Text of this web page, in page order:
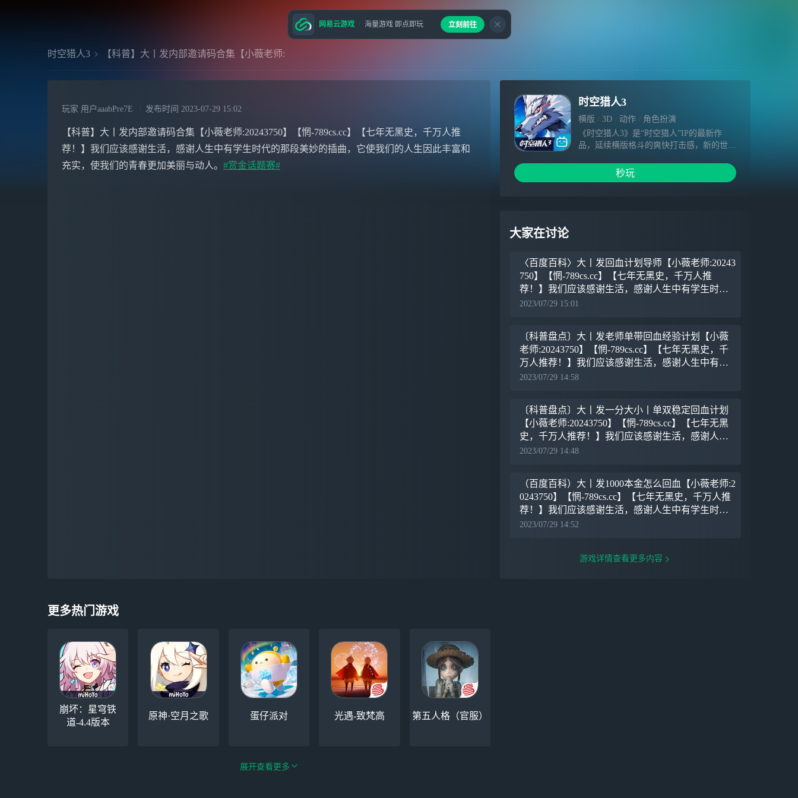
时空猎人3 【科普】大丨发内部邀请码合集【小薇老师:
玩家 用户aaabPre7E 发布时间 2023-07-29 15:02
【科普】大丨发内部邀请码合集【小薇老师:20243750】【惘-789cs.cc】【七年无黑史，千万人推
荐！】我们应该感谢生活，感谢人生中有学生时代的那段美妙的插曲，它使我们的人生因此丰富和
充实，使我们的青春更加美丽与动人。 #赏金话题赛#
时空猎人3
横版 3D 动作
角色扮演
《时空猎人3》是“时空猎人”IP的最新作
品，延续横版格斗的爽快打击感，新的世
初心重燃，青春再起，新的冒险在等你。
秒玩
大家在讨论
〈百度百科〉大丨发回血计划导师【小薇老师:20243
750】【惘-789cs.cc】【七年无黑史，千万人推
荐！】我们应该感谢生活，感谢人生中有学生时代
的那段美妙的插曲，它使我们的人生因此丰富和充
2023/07/29 15:01
〔科普盘点〕大丨发老师单带回血经验计划【小薇
老师:20243750】【惘-789cs.cc】【七年无黑史，千
万人推荐！】我们应该感谢生活，感谢人生中有学
生时代的那段美妙的插曲，它使我们的人生因此丰
2023/07/29 14:58
〔科普盘点〕大丨发一分大小丨单双稳定回血计划
【小薇老师:20243750】【惘-789cs.cc】【七年无黑
史，千万人推荐！】我们应该感谢生活，感谢人生
中有学生时代的那段美妙的插曲，它使我们的人生
2023/07/29 14:48
（百度百科）大丨发1000本金怎么回血【小薇老师:2
0243750】【惘-789cs.cc】【七年无黑史，千万人推
荐！】我们应该感谢生活，感谢人生中有学生时代
的那段美妙的插曲，它使我们的人生因此丰富和
2023/07/29 14:52
游戏详情查看更多内容
更多热门游戏
崩坏：星穹铁
道-4.4版本
原神·空月之歌 蛋仔派对 光遇-致梵高 第五人格（官服）
展开查看更多
网易云游戏 海量游戏 即点即玩 立刻前往